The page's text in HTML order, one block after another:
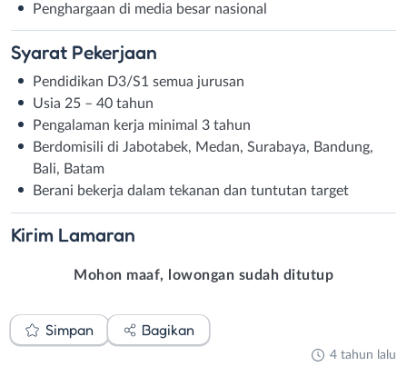
Penghargaan di media besar nasional
Syarat Pekerjaan
Pendidikan D3/S1 semua jurusan
Usia 25 – 40 tahun
Pengalaman kerja minimal 3 tahun
Berdomisili di Jabotabek, Medan, Surabaya, Bandung,
Bali, Batam
Berani bekerja dalam tekanan dan tuntutan target
Kirim Lamaran
Mohon maaf, lowongan sudah ditutup
Simpan Bagikan
4 tahun lalu